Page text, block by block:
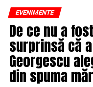
EVENIMENTE
De ce nu a
surprinsă că
Georgescu
din spuma